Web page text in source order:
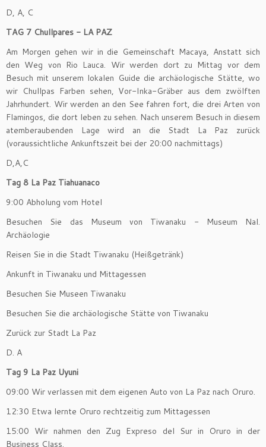
D, A, C
TAG 7 Chullpares - LA PAZ
Am Morgen gehen wir in die Gemeinschaft Macaya, Anstatt sich
den Weg von Rio Lauca. Wir werden dort zu Mittag vor dem
Besuch mit unserem lokalen Guide die archäologische Stätte, wo
wir Chullpas Farben sehen, Vor-Inka-Gräber aus dem zwölften
Jahrhundert. Wir werden an den See fahren fort, die drei Arten von
Flamingos, die dort leben zu sehen. Nach unserem Besuch in diesem
atemberaubenden Lage wird an die Stadt La Paz zurück
(voraussichtliche Ankunftszeit bei der 20:00 nachmittags)
D,A,C
Tag 8 La Paz Tiahuanaco
9:00 Abholung vom Hotel
Besuchen Sie das Museum von Tiwanaku - Museum Nal.
Archäologie
Reisen Sie in die Stadt Tiwanaku (Heißgetränk)
Ankunft in Tiwanaku und Mittagessen
Besuchen Sie Museen Tiwanaku
Besuchen Sie die archäologische Stätte von Tiwanaku
Zurück zur Stadt La Paz
D. A
Tag 9 La Paz Uyuni
09:00 Wir verlassen mit dem eigenen Auto von La Paz nach Oruro.
12:30 Etwa lernte Oruro rechtzeitig zum Mittagessen
15:00 Wir nahmen den Zug Expreso del Sur in Oruro in der
Business Class.